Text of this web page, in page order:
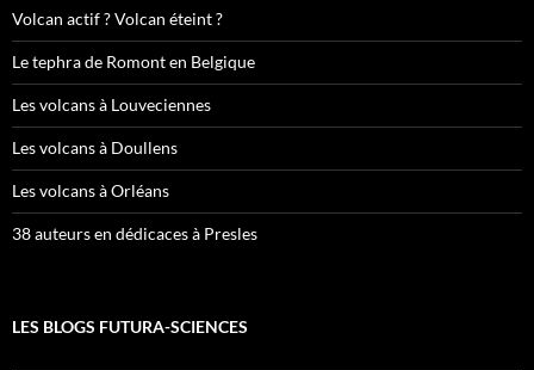
Volcan actif ? Volcan éteint ?
Le tephra de Romont en Belgique
Les volcans à Louveciennes
Les volcans à Doullens
Les volcans à Orléans
38 auteurs en dédicaces à Presles
LES BLOGS FUTURA-SCIENCES